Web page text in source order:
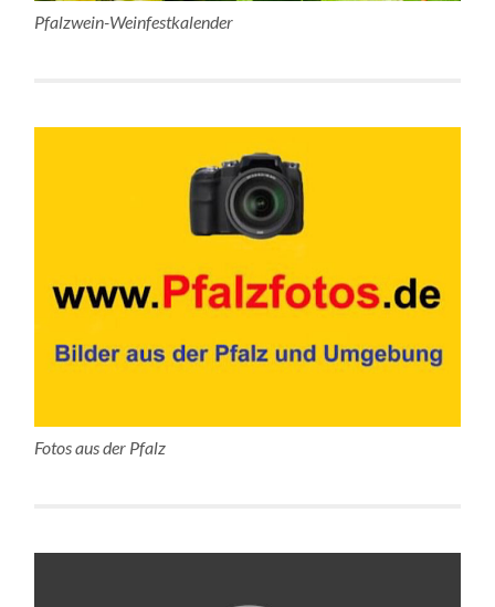
Pfalzwein-Weinfestkalender
Fotos aus der Pfalz